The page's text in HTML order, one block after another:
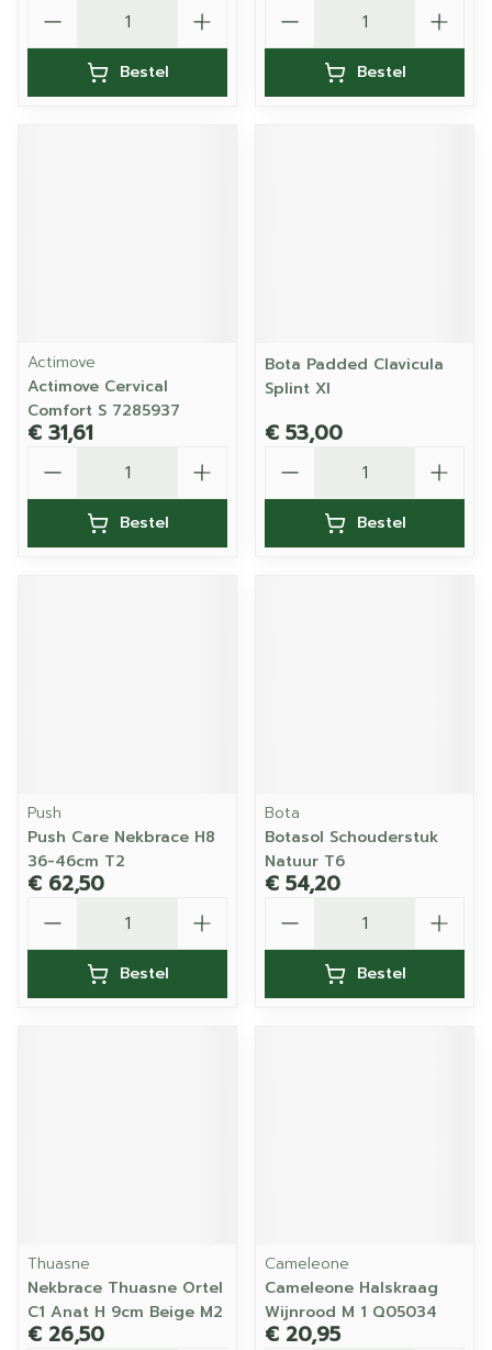
Bestel Bestel
Actimove
Actimove Cervical
Comfort S 7285937
€ 31,61
Bestel
Bota Padded Clavicula
Splint Xl
€ 53,00
Bestel
Push
Push Care Nekbrace H8
36-46cm T2
€ 62,50
Bestel
Bota
Botasol Schouderstuk
Natuur T6
€ 54,20
Bestel
Thuasne
Nekbrace Thuasne Ortel
C1 Anat H 9cm Beige M2
€ 26,50
Cameleone
Cameleone Halskraag
Wijnrood M 1 Q05034
€ 20,95